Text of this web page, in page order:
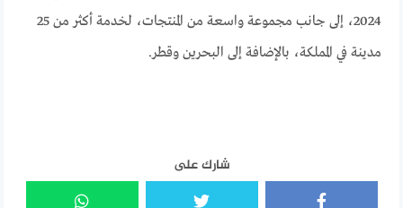
2024، إلى جانب مجموعة واسعة من المنتجات، لخدمة أكثر من 25
مدينة في المملكة، بالإضافة إلى البحرين وقطر.
شارك على